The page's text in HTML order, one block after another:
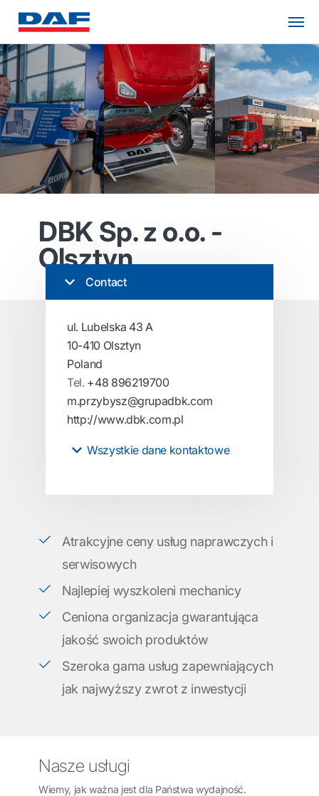
DBK Sp. z o.o. -
Olsztyn
Contact
ul. Lubelska 43 A
10-410 Olsztyn
Poland
Tel. +48 896219700
m.przybysz@grupadbk.com
http://www.dbk.com.pl
Wszystkie dane kontaktowe
Atrakcyjne ceny usług naprawczych i
serwisowych
Najlepiej wyszkoleni mechanicy
Ceniona organizacja gwarantująca
jakość swoich produktów
Szeroka gama usług zapewniających
jak najwyższy zwrot z inwestycji
Nasze usługi
Wiemy, jak ważna jest dla Państwa wydajność.